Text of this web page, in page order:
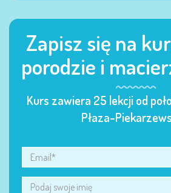
Zapisz się na
porodzie i
Kurs zawiera 25 lekcji od
Płaza-